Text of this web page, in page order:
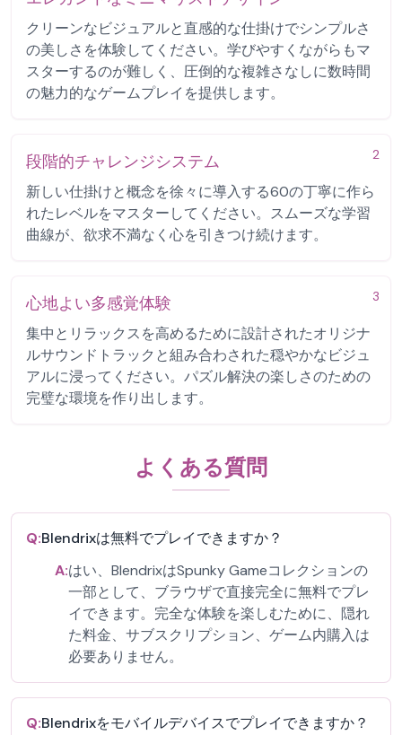
クリーンなビジュアルと直感的な仕掛けでシンプルさ
の美しさを体験してください。学びやすくながらもマ
スターするのが難しく、圧倒的な複雑さなしに数時間
の魅力的なゲームプレイを提供します。
2
段階的チャレンジシステム
新しい仕掛けと概念を徐々に導入する60の丁寧に作ら
れたレベルをマスターしてください。スムーズな学習
曲線が、欲求不満なく心を引きつけ続けます。
3
心地よい多感覚体験
集中とリラックスを高めるために設計されたオリジナ
ルサウンドトラックと組み合わされた穏やかなビジュ
アルに浸ってください。パズル解決の楽しさのための
完璧な環境を作り出します。
よくある質問
Q:Blendrixは無料でプレイできますか？
A:はい、BlendrixはSpunky Gameコレクションの
一部として、ブラウザで直接完全に無料でプレ
イできます。完全な体験を楽しむために、隠れ
た料金、サブスクリプション、ゲーム内購入は
必要ありません。
Q:Blendrixをモバイルデバイスでプレイできますか？